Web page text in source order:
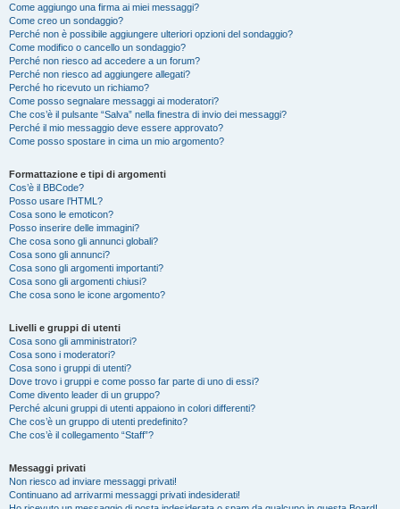
Come aggiungo una firma ai miei messaggi?
Come creo un sondaggio?
Perché non è possibile aggiungere ulteriori opzioni del sondaggio?
Come modifico o cancello un sondaggio?
Perché non riesco ad accedere a un forum?
Perché non riesco ad aggiungere allegati?
Perché ho ricevuto un richiamo?
Come posso segnalare messaggi ai moderatori?
Che cos’è il pulsante “Salva” nella finestra di invio dei messaggi?
Perché il mio messaggio deve essere approvato?
Come posso spostare in cima un mio argomento?
Formattazione e tipi di argomenti
Cos’è il BBCode?
Posso usare l’HTML?
Cosa sono le emoticon?
Posso inserire delle immagini?
Che cosa sono gli annunci globali?
Cosa sono gli annunci?
Cosa sono gli argomenti importanti?
Cosa sono gli argomenti chiusi?
Che cosa sono le icone argomento?
Livelli e gruppi di utenti
Cosa sono gli amministratori?
Cosa sono i moderatori?
Cosa sono i gruppi di utenti?
Dove trovo i gruppi e come posso far parte di uno di essi?
Come divento leader di un gruppo?
Perché alcuni gruppi di utenti appaiono in colori differenti?
Che cos’è un gruppo di utenti predefinito?
Che cos’è il collegamento “Staff”?
Messaggi privati
Non riesco ad inviare messaggi privati!
Continuano ad arrivarmi messaggi privati indesiderati!